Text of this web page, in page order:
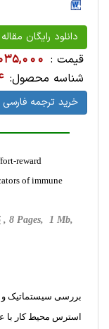
دانلود رایگان
قیمت : 3,035,000
شناسه محصول:
خرید ترجمه فارسی
reward
of immune
, 8 Pages, 1 Mb,
بررسی سیستماتیک و
استرس محیط کار با